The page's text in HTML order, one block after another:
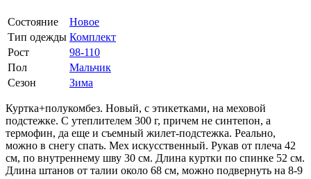
Состояние
Новое
Тип одежды Комплект
Рост
98-110
Пол
Мальчик
Сезон
Зима
Куртка+полукомбез. Новый, с этикетками, на меховой
подстежке. С утеплителем 300 г, причем не синтепон, а
термофин, да еще и съемный жилет-подстежка. Реально,
можно в снегу спать. Мех искусственный. Рукав от плеча 42
см, по внутреннему шву 30 см. Длина куртки по спинке 52 см.
Длина штанов от талии около 68 см, можно подвернуть на 8-9